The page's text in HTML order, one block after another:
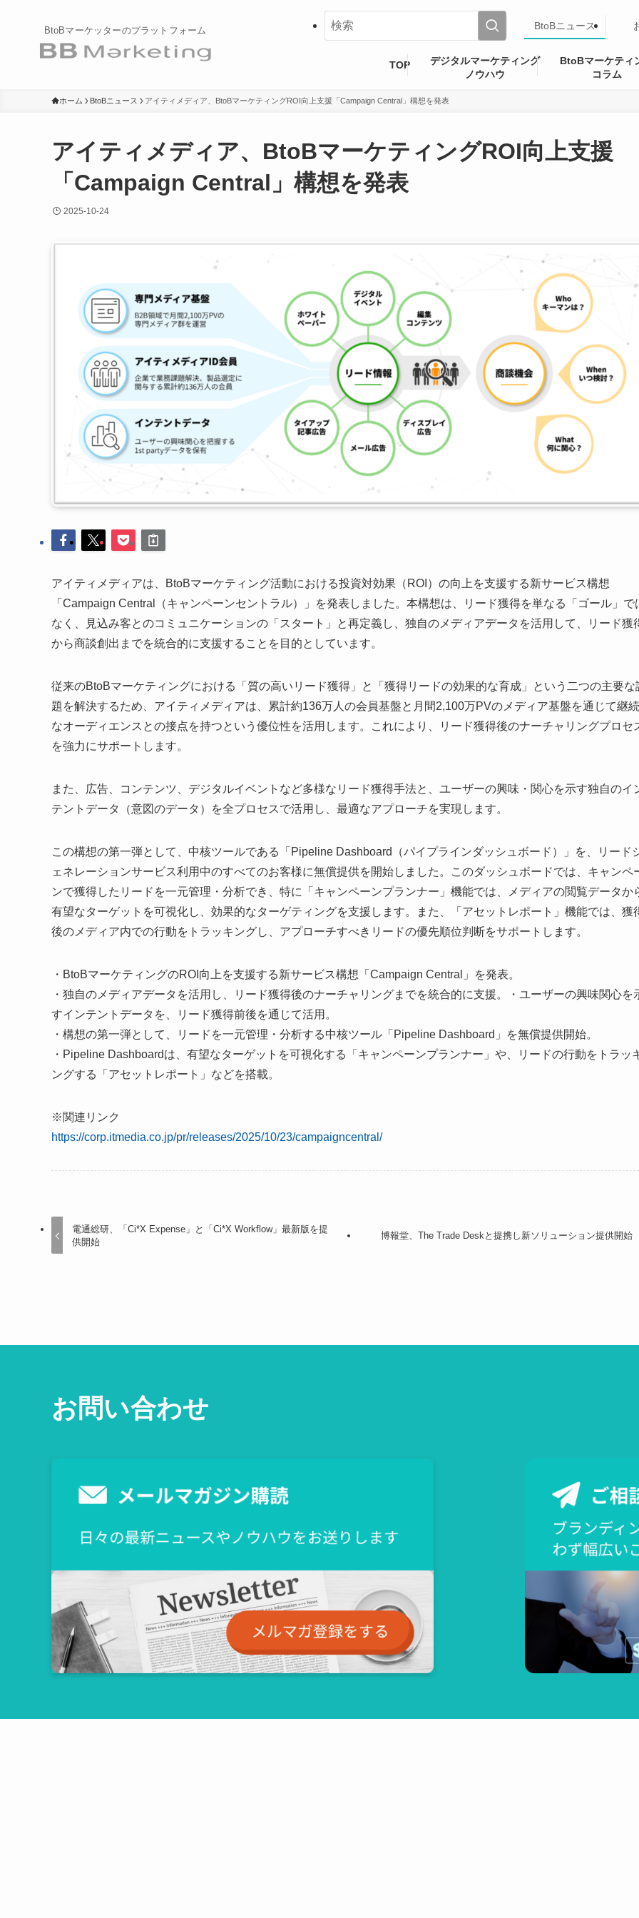
BtoBマーケッターのプラットフォーム BtoBニュース
TOP
デジタルマーケティング
ノウハウ
BtoBマーケティ
コラム
ホーム BtoBニュース アイティメディア、BtoBマーケティングROI向上支援「Campaign Central」構想を発表
アイティメディア、BtoBマーケティングROI向上支援
「Campaign Central」構想を発表
2025-10-24
アイティメディアは、BtoBマーケティング活動における投資対効果（ROI）の向上を支援する新サービス構想
「Campaign Central（キャンペーンセントラル）」を発表しました。本構想は、リード獲得を単なる「ゴール」で
なく、見込み客とのコミュニケーションの「スタート」と再定義し、独自のメディアデータを活用して、リード獲
から商談創出までを統合的に支援することを目的としています。
従来のBtoBマーケティングにおける「質の高いリード獲得」と「獲得リードの効果的な育成」という二つの主要な
題を解決するため、アイティメディアは、累計約136万人の会員基盤と月間2,100万PVのメディア基盤を通じて継
なオーディエンスとの接点を持つという優位性を活用します。これにより、リード獲得後のナーチャリングプロセ
を強力にサポートします。
また、広告、コンテンツ、デジタルイベントなど多様なリード獲得手法と、ユーザーの興味・関心を示す独自のイ
テントデータ（意図のデータ）を全プロセスで活用し、最適なアプローチを実現します。
この構想の第一弾として、中核ツールである「Pipeline Dashboard（パイプラインダッシュボード）」を、リード
ェネレーションサービス利用中のすべてのお客様に無償提供を開始しました。このダッシュボードでは、キャンペ
ンで獲得したリードを一元管理・分析でき、特に「キャンペーンプランナー」機能では、メディアの閲覧データか
有望なターゲットを可視化し、効果的なターゲティングを支援します。また、「アセットレポート」機能では、獲
後のメディア内での行動をトラッキングし、アプローチすべきリードの優先順位判断をサポートします。
・BtoBマーケティングのROI向上を支援する新サービス構想「Campaign Central」を発表。
・独自のメディアデータを活用し、リード獲得後のナーチャリングまでを統合的に支援。・ユーザーの興味関心を
すインテントデータを、リード獲得前後を通じて活用。
・構想の第一弾として、リードを一元管理・分析する中核ツール「Pipeline Dashboard」を無償提供開始。
・Pipeline Dashboardは、有望なターゲットを可視化する「キャンペーンプランナー」や、リードの行動をトラッ
ングする「アセットレポート」などを搭載。
※関連リンク
https://corp.itmedia.co.jp/pr/releases/2025/10/23/campaigncentral/
電通総研、「Ci*X Expense」と「Ci*X Workflow」最新版を提
供開始
博報堂、The Trade Deskと提携し新ソリューション提供開始
お問い合わせ